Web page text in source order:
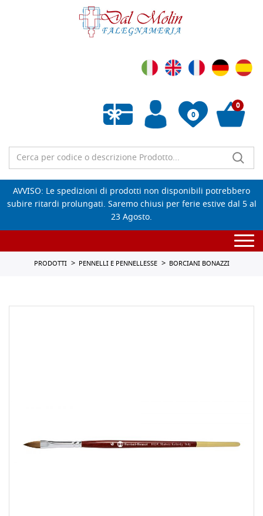
0
Wishlist vuota
0
AVVISO: Le spedizioni di prodotti non disponibili potrebbero
subire ritardi prolungati. Saremo chiusi per ferie estive dal 5 al
23 Agosto.
PRODOTTI PENNELLI E PENNELLESSE BORCIANI BONAZZI